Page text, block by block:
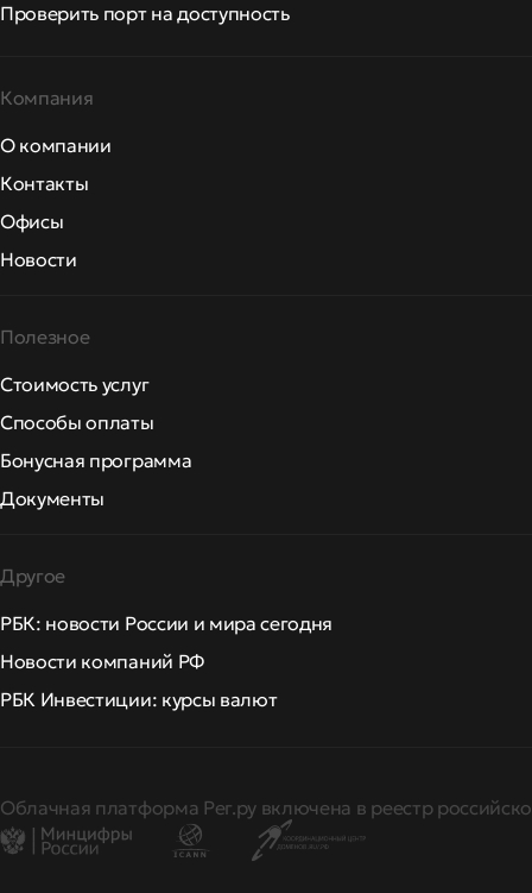
Проверить порт на доступность
Компания
О компании
Контакты
Офисы
Новости
Полезное
Стоимость услуг
Способы оплаты
Бонусная программа
Документы
Другое
РБК: новости России и мира сегодня
Новости компаний РФ
РБК Инвестиции: курсы валют
Облачная платформа Рег.ру включена в реестр